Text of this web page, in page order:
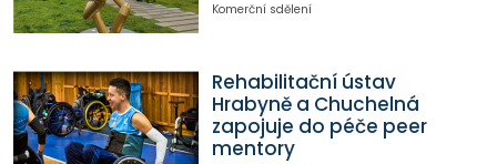
Komerční sdělení
Rehabilitační ústav
Hrabyně a Chuchelná
zapojuje do péče peer
mentory